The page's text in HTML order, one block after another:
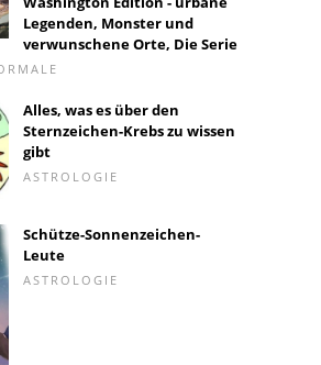
Legenden, Monster und
verwunschene Orte, Die Serie
Alles, was es über den
Sternzeichen-Krebs zu wissen
gibt
ASTROLOGIE
Schütze-Sonnenzeichen-
Leute
ASTROLOGIE